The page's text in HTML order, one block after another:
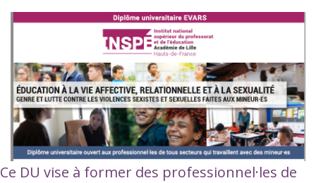
Ce DU vise à former des professionnel·les de